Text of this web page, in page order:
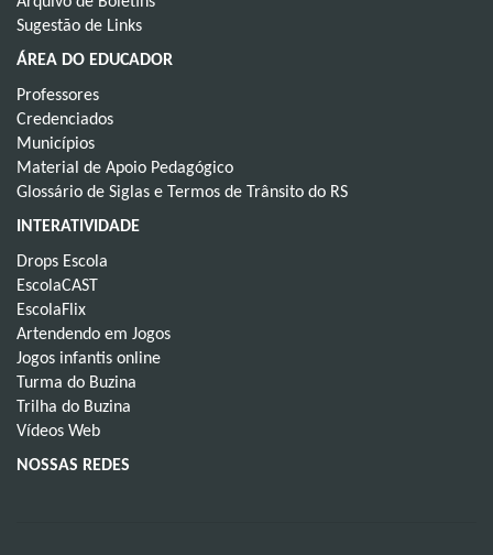
Sugestão de Links
ÁREA DO EDUCADOR
Professores
Credenciados
Municípios
Material de Apoio Pedagógico
Glossário de Siglas e Termos de Trânsito do RS
INTERATIVIDADE
Drops Escola
EscolaCAST
EscolaFlix
Artendendo em Jogos
Jogos infantis online
Turma do Buzina
Trilha do Buzina
Vídeos Web
NOSSAS REDES